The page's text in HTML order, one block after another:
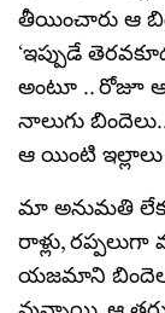
తీయించారు ఆ
‘ఇప్పుడే
అంటూ .. రోజూ
నాలుగు
ఆ యింటి
మా అనుమతి
రాళ్లు,
యజమాని బిందెల